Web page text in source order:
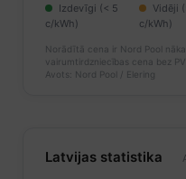
Izdevīgi (< 5
c/kWh)
Vidēji
c/kWh)
Norādītā cena ir Nord Pool
vairumtirdzniecības cena bez
Avots: Nord Pool / Elering
Latvijas statistika